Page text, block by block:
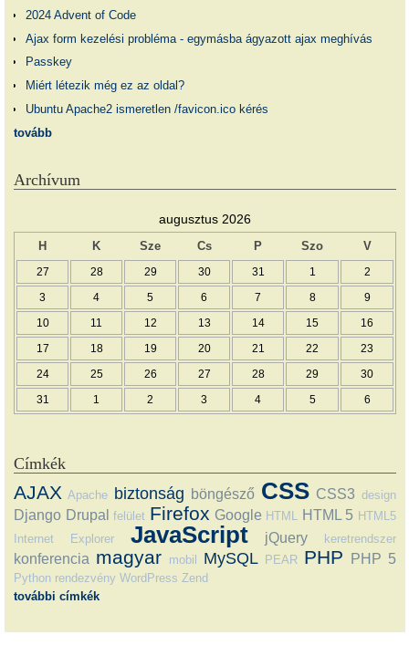
2024 Advent of Code
Ajax form kezelési probléma - egymásba ágyazott ajax meghívás
Passkey
Miért létezik még ez az oldal?
Ubuntu Apache2 ismeretlen /favicon.ico kérés
tovább
Archívum
augusztus 2026
H K Sze Cs P Szo V
27 28 29 30 31 1 2
3 4 5 6 7 8 9
10 11 12 13 14 15 16
17 18 19 20 21 22 23
24 25 26 27 28 29 30
31 1 2 3 4 5 6
Címkék
AJAX Apache biztonság böngésző CSS CSS3 design
Django Drupal felület Firefox Google HTML HTML 5 HTML5
Internet Explorer
JavaScript jQuery keretrendszer
konferencia magyar mobil MySQL PEAR PHP PHP 5
Python rendezvény WordPress Zend
további címkék